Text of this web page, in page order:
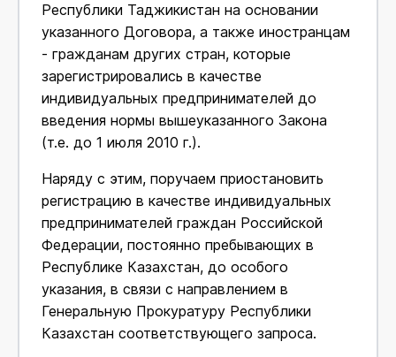
Республики Таджикистан на основании
указанного Договора, а также иностранцам
- гражданам других стран, которые
зарегистрировались в качестве
индивидуальных предпринимателей до
введения нормы вышеуказанного Закона
(т.е. до 1 июля 2010 г.).
Наряду с этим, поручаем приостановить
регистрацию в качестве индивидуальных
предпринимателей граждан Российской
Федерации, постоянно пребывающих в
Республике Казахстан, до особого
указания, в связи с направлением в
Генеральную Прокуратуру Республики
Казахстан соответствующего запроса.